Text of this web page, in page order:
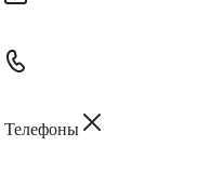
Телефоны